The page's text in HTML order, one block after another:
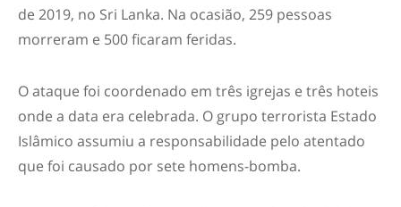
de 2019, no Sri Lanka. Na ocasião, 259 pessoas
morreram e 500 ficaram feridas.
O ataque foi coordenado em três igrejas e três hoteis
onde a data era celebrada. O grupo terrorista Estado
Islâmico assumiu a responsabilidade pelo atentado
que foi causado por sete homens-bomba.